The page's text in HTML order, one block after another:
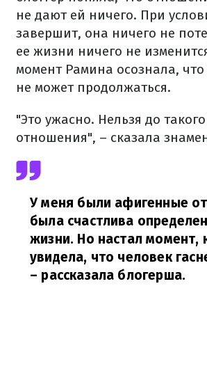
не дают ей ничего. При
завершит, она ничего не
ее жизни ничего не
момент Рамина осознала,
не может продолжаться.
"Это ужасно. Нельзя до
отношения", – сказала
У меня были афигенные
была счастлива
жизни. Но настал момент,
увидела, что человек
– рассказала блогерша.